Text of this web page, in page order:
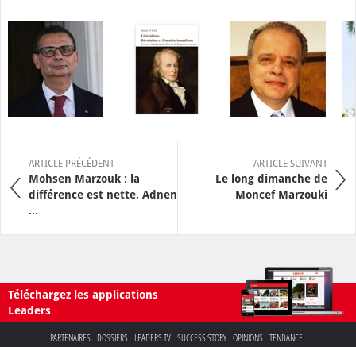
ARTICLE PRÉCÉDENT
Mohsen Marzouk : la
différence est nette, Adnen
...
ARTICLE SUIVANT
Le long dimanche de
Moncef Marzouki
Téléchargez les applications
Leaders
PARTENAIRES DOSSIERS LEADERS TV SUCCESS STORY OPINIONS TENDANCE